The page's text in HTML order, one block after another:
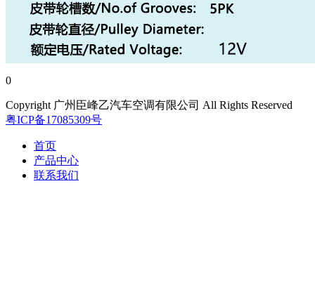
0
Copyright 广州臣峰乙汽车空调有限公司 All Rights Reserved
粤ICP备17085309号
首页
产品中心
联系我们